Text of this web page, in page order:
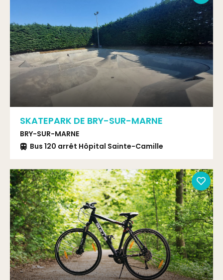
SKATEPARK DE BRY-SUR-MARNE
BRY-SUR-MARNE
Bus 120 arrêt Hôpital Sainte-Camille